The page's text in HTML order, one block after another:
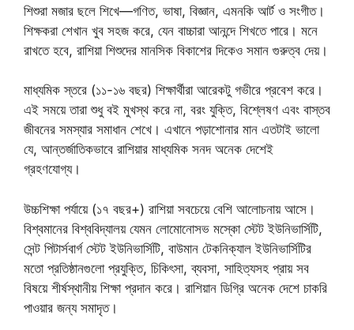
শিশুরা মজার ছলে শিখে—গণিত, ভাষা, বিজ্ঞান, এমনকি আর্ট ও সংগীত।
শিক্ষকরা শেখান খুব সহজ করে, যেন বাচ্চারা আনন্দে শিখতে পারে। মনে
রাখতে হবে, রাশিয়া শিশুদের মানসিক বিকাশের দিকেও সমান গুরুত্ব দেয়।
মাধ্যমিক স্তরে (১১-১৬ বছর) শিক্ষার্থীরা আরেকটু গভীরে প্রবেশ করে।
এই সময়ে তারা শুধু বই মুখস্থ করে না, বরং যুক্তি, বিশ্লেষণ এবং বাস্তব
জীবনের সমস্যার সমাধান শেখে। এখানে পড়াশোনার মান এতটাই ভালো
যে, আন্তর্জাতিকভাবে রাশিয়ার মাধ্যমিক সনদ অনেক দেশেই
গ্রহণযোগ্য।
উচ্চশিক্ষা পর্যায়ে (১৭ বছর+) রাশিয়া সবচেয়ে বেশি আলোচনায় আসে।
বিশ্বমানের বিশ্ববিদ্যালয় যেমন লোমোনোসভ মস্কো স্টেট ইউনিভার্সিটি,
সেন্ট পিটার্সবার্গ স্টেট ইউনিভার্সিটি, বাউমান টেকনিক্যাল ইউনিভার্সিটির
মতো প্রতিষ্ঠানগুলো প্রযুক্তি, চিকিৎসা, ব্যবসা, সাহিত্যসহ প্রায় সব
বিষয়ে শীর্ষস্থানীয় শিক্ষা প্রদান করে। রাশিয়ান ডিগ্রি অনেক দেশে চাকরি
পাওয়ার জন্য সমাদৃত।